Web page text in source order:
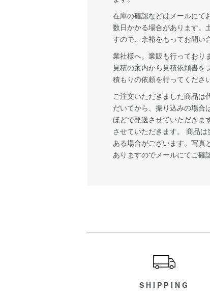
在庫の確認などはメールにて
数日かかる場合があります。
すので、余裕をもってお問い
業社様へ。業販も行っており
見積の案内から見積依頼書を
積もりの依頼を行ってください
ご注文いただきました商品は
だいてから、振り込みの場合
ほどで発送させていただきま
させていただきます。 商品
ある場合がございます。写真
ありますのでメールにてご確
SHIPPING